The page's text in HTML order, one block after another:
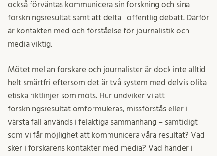
också förväntas kommunicera sin forskning och sina
forskningsresultat samt att delta i offentlig debatt. Därför
är kontakten med och förståelse för journalistik och
media viktig.
Mötet mellan forskare och journalister är dock inte alltid
helt smärtfri eftersom det är två system med delvis olika
etiska riktlinjer som möts. Hur undviker vi att
forskningsresultat omformuleras, missförstås eller i
värsta fall används i felaktiga sammanhang – samtidigt
som vi får möjlighet att kommunicera våra resultat? Vad
sker i forskarens kontakter med media? Vad händer i